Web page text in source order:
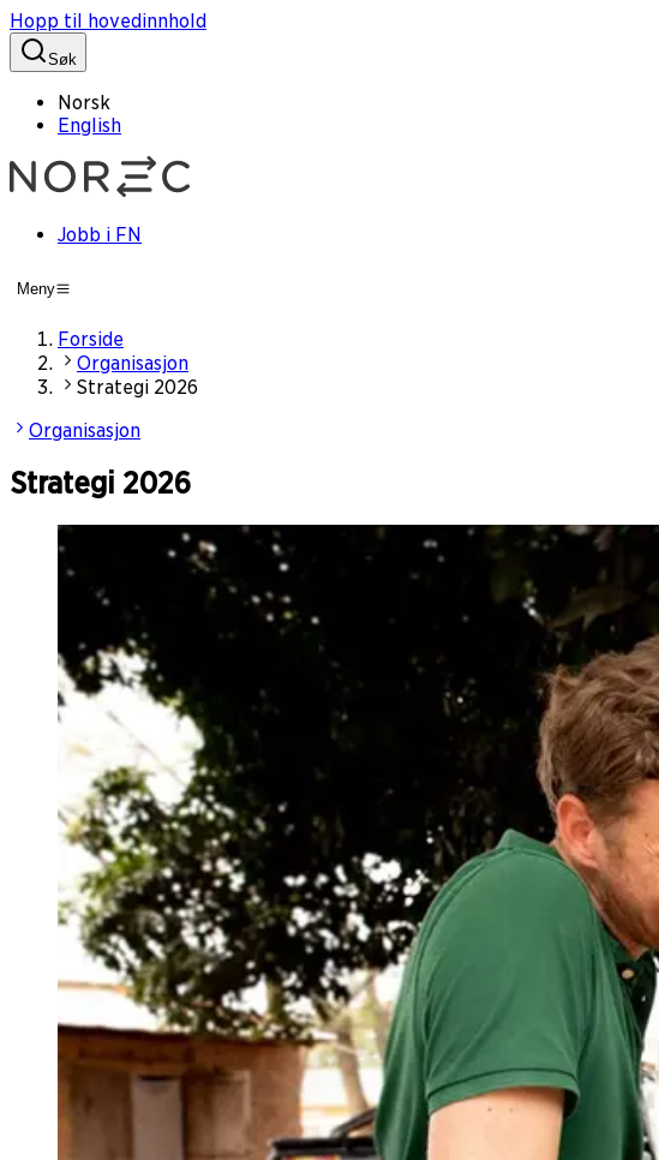
Hopp til hovedinnhold
Søk
Norsk
English
Jobb i FN
Meny
Forside
Organisasjon
Strategi 2026
Organisasjon
Strategi 2026